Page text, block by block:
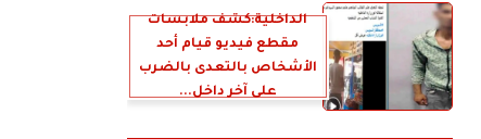
الداخلية:كشف ملابسات
مقطع فيديو قيام أحد
الأشخاص بالتعدى بالضرب
على آخر داخل...